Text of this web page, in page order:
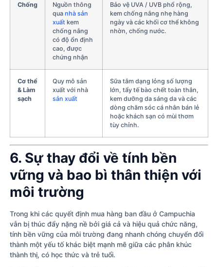
Chống
Nguồn thông
qua nhà sản
xuất kem
chống nắng
có độ ổn định
cao, được
chứng nhận
Bảo vệ UVA / UVB phổ rộng,
kem chống nắng nhẹ hàng
ngày và các khối cơ thể không
nhờn, chống nước.
Cơ thể
& Làm
sạch
Quy mô sản
xuất với nhà
sản xuất
Sữa tắm dạng lỏng số lượng
lớn, tẩy tế bào chết toàn thân,
kem dưỡng da sáng da và các
dòng chăm sóc cá nhân bán lẻ
hoặc khách sạn có mùi thơm
tùy chỉnh.
6. Sự thay đổi về tính bền
vững và bao bì thân thiện với
môi trường
Trong khi các quyết định mua hàng ban đầu ở Campuchia
vẫn bị thúc đẩy nặng nề bởi giá cả và hiệu quả chức năng,
tính bền vững của môi trường đang nhanh chóng chuyển đổi
thành một yếu tố khác biệt mạnh mẽ giữa các phân khúc
thành thị, có học thức và trẻ tuổi.